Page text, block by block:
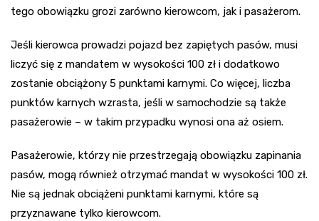
tego obowiązku grozi zarówno kierowcom, jak i pasażerom.
Jeśli kierowca prowadzi pojazd bez zapiętych pasów, musi
liczyć się z mandatem w wysokości 100 zł i dodatkowo
zostanie obciążony 5 punktami karnymi. Co więcej, liczba
punktów karnych wzrasta, jeśli w samochodzie są także
pasażerowie – w takim przypadku wynosi ona aż osiem.
Pasażerowie, którzy nie przestrzegają obowiązku zapinania
pasów, mogą również otrzymać mandat w wysokości 100 zł.
Nie są jednak obciążeni punktami karnymi, które są
przyznawane tylko kierowcom.